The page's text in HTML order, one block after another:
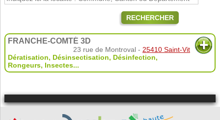
RECHERCHER
FRANCHE-COMTÉ 3D
23 rue de Montroval - 25410 Saint-Vit
Dératisation, Désinsectisation, Désinfection,
Rongeurs, Insectes...